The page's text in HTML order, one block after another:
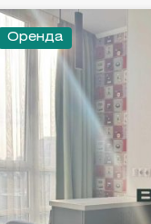
Оренда